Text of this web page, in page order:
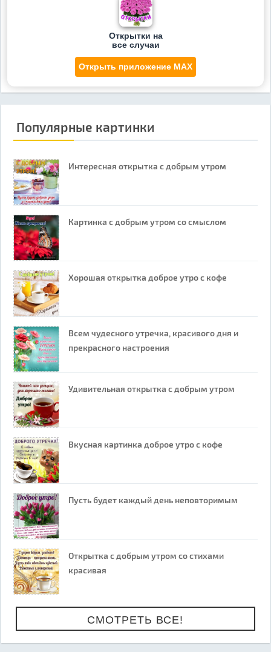
Открытки на
все случаи
Открыть приложение MAX
Популярные картинки
Интересная открытка с добрым утром
Картинка с добрым утром со смыслом
Хорошая открытка доброе утро с кофе
Всем чудесного утречка, красивого дня и
прекрасного настроения
Удивительная открытка с добрым утром
Вкусная картинка доброе утро с кофе
Пусть будет каждый день неповторимым
Открытка с добрым утром со стихами
красивая
СМОТРЕТЬ ВСЕ!